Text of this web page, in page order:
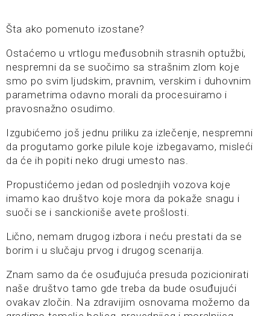
Šta ako pomenuto izostane?
Ostaćemo u vrtlogu međusobnih strasnih optužbi,
nespremni da se suočimo sa strašnim zlom koje
smo po svim ljudskim, pravnim, verskim i duhovnim
parametrima odavno morali da procesuiramo i
pravosnažno osudimo.
Izgubićemo još jednu priliku za izlečenje, nespremni
da progutamo gorke pilule koje izbegavamo, misleći
da će ih popiti neko drugi umesto nas.
Propustićemo jedan od poslednjih vozova koje
imamo kao društvo koje mora da pokaže snagu i
suoči se i sanckioniše avete prošlosti.
Lično, nemam drugog izbora i neću prestati da se
borim i u slučaju prvog i drugog scenarija.
Znam samo da će osuđujuća presuda pozicionirati
naše društvo tamo gde treba da bude osuđujući
ovakav zločin. Na zdravijim osnovama možemo da